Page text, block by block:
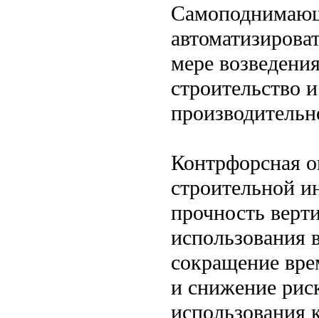
мере
строительство
Контрфорсная
строительной
прочность
использования
сокращение
и снижение
использования